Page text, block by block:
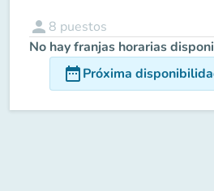
person 8 puestos
No hay franjas horarias
date_rangePróxima